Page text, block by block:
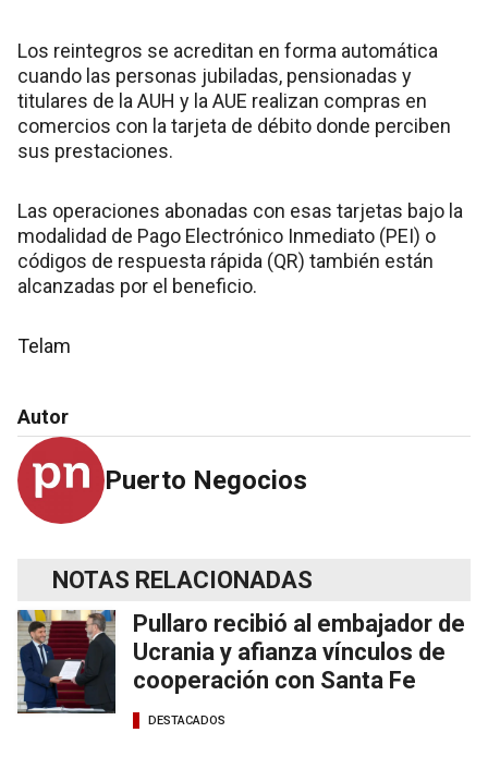
Los reintegros se acreditan en forma automática
cuando las personas jubiladas, pensionadas y
titulares de la AUH y la AUE realizan compras en
comercios con la tarjeta de débito donde perciben
sus prestaciones.
Las operaciones abonadas con esas tarjetas bajo la
modalidad de Pago Electrónico Inmediato (PEI) o
códigos de respuesta rápida (QR) también están
alcanzadas por el beneficio.
Telam
Autor
Puerto Negocios
NOTAS RELACIONADAS
Pullaro recibió al embajador de
Ucrania y afianza vínculos de
cooperación con Santa Fe
DESTACADOS